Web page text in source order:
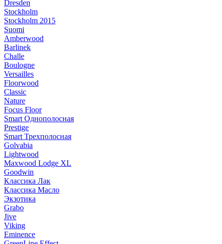
Dresden
Stockholm
Stockholm 2015
Suomi
Amberwood
Barlinek
Challe
Boulogne
Versailles
Floorwood
Classic
Nature
Focus Floor
Smart Однополосная
Prestige
Smart Трехполосная
Golvabia
Lightwood
Maxwood Lodge XL
Goodwin
Классика Лак
Классика Масло
Экзотика
Grabo
Jive
Viking
Eminence